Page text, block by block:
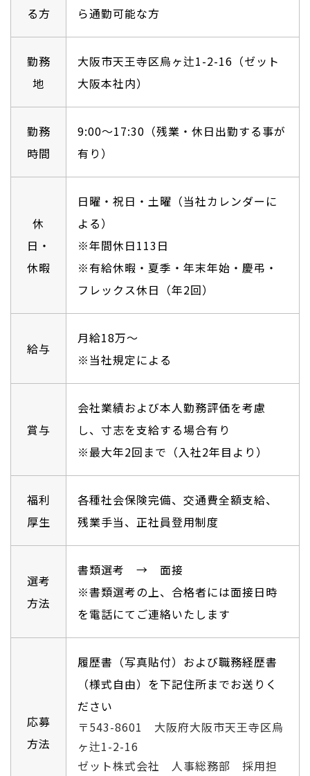
る方
ら通勤可能な方
勤務
地
大阪市天王寺区烏ヶ辻1-2-16（ゼット
大阪本社内）
勤務
時間
9:00〜17:30（残業・休日出勤する事が
有り）
休
日・
休暇
日曜・祝日・土曜（当社カレンダーに
よる）
※年間休日113日
※有給休暇・夏季・年末年始・慶弔・
フレックス休日（年2回）
給与
月給18万〜
※当社規定による
賞与
会社業績および本人勤務評価を考慮
し、寸志を支給する場合有り
※最大年2回まで（入社2年目より）
福利
厚生
各種社会保険完備、交通費全額支給、
残業手当、正社員登用制度
選考
方法
書類選考 → 面接
※書類選考の上、合格者には面接日時
を電話にてご連絡いたします
応募
方法
履歴書（写真貼付）および職務経歴書
（様式自由）を下記住所までお送りく
ださい
〒543-8601 大阪府大阪市天王寺区烏
ヶ辻1-2-16
ゼット株式会社 人事総務部 採用担